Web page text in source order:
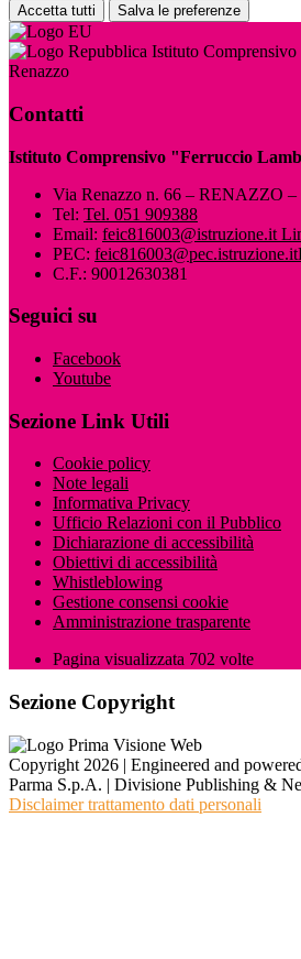
Accetta tutti Salva le preferenze
Istituto
Renazzo
Contatti
Istituto Comprensivo "Ferruccio
Via Renazzo n. 66 – RENAZZO –
Tel: Tel. 051 909388
Email: feic816003@istruzione.it
PEC: feic816003@pec.istruzione.it
C.F.: 90012630381
Seguici su
Facebook
Youtube
Sezione Link Utili
Cookie policy
Note legali
Informativa Privacy
Ufficio Relazioni con il Pubblico
Dichiarazione di accessibilità
Obiettivi di accessibilità
Whistleblowing
Gestione consensi cookie
Amministrazione trasparente
Pagina visualizzata 702 volte
Sezione Copyright
Copyright 2026 | Engineered and
Parma S.p.A. | Divisione Publishing &
Disclaimer trattamento dati personali